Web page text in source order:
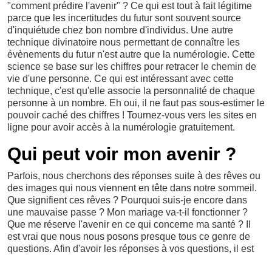
"comment prédire l'avenir" ? Ce qui est tout à fait légitime
parce que les incertitudes du futur sont souvent source
d'inquiétude chez bon nombre d'individus. Une autre
technique divinatoire nous permettant de connaître les
évènements du futur n'est autre que la numérologie. Cette
science se base sur les chiffres pour retracer le chemin de
vie d'une personne. Ce qui est intéressant avec cette
technique, c'est qu'elle associe la personnalité de chaque
personne à un nombre. Eh oui, il ne faut pas sous-estimer le
pouvoir caché des chiffres ! Tournez-vous vers les sites en
ligne pour avoir accès à la numérologie gratuitement.
Qui peut voir mon avenir ?
Parfois, nous cherchons des réponses suite à des rêves ou
des images qui nous viennent en tête dans notre sommeil.
Que signifient ces rêves ? Pourquoi suis-je encore dans
une mauvaise passe ? Mon mariage va-t-il fonctionner ?
Que me réserve l'avenir en ce qui concerne ma santé ? Il
est vrai que nous nous posons presque tous ce genre de
questions. Afin d'avoir les réponses à vos questions, il est